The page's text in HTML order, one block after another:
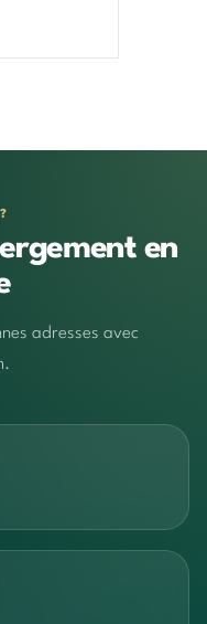
en
adresses avec